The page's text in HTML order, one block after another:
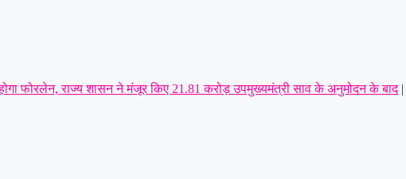
फोरलेन, राज्य शासन ने मंजूर किए 21.81 करोड़ उपमुख्यमंत्री साव के अनुमोदन के बाद |